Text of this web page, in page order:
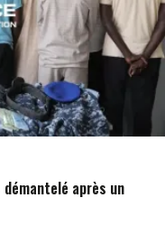
après un